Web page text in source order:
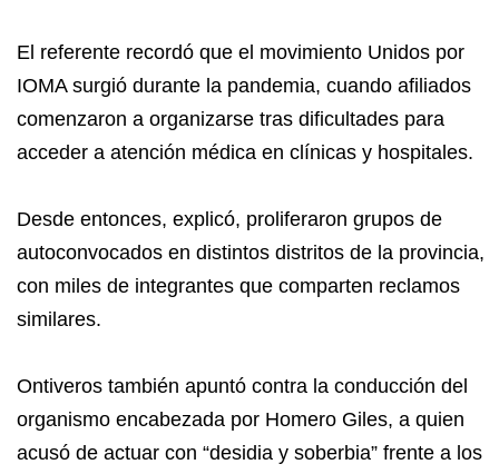
El referente recordó que el movimiento Unidos por
IOMA surgió durante la pandemia, cuando afiliados
comenzaron a organizarse tras dificultades para
acceder a atención médica en clínicas y hospitales.
Desde entonces, explicó, proliferaron grupos de
autoconvocados en distintos distritos de la provincia,
con miles de integrantes que comparten reclamos
similares.
Ontiveros también apuntó contra la conducción del
organismo encabezada por Homero Giles, a quien
acusó de actuar con “desidia y soberbia” frente a los